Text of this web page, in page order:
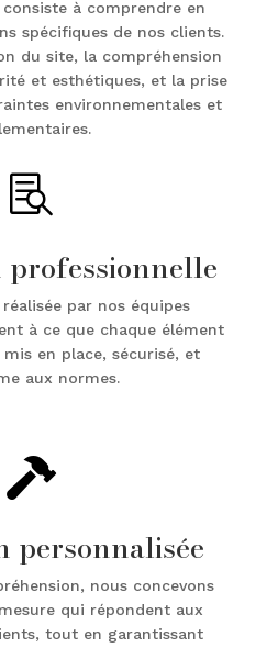
à comprendre en
spécifiques de nos clients.
du site, la compréhension
et esthétiques, et la prise
environnementales et

par nos équipes
à ce que chaque élément
en place, sécurisé, et
aux normes.

personnalisée
nous concevons
qui répondent aux
tout en garantissant